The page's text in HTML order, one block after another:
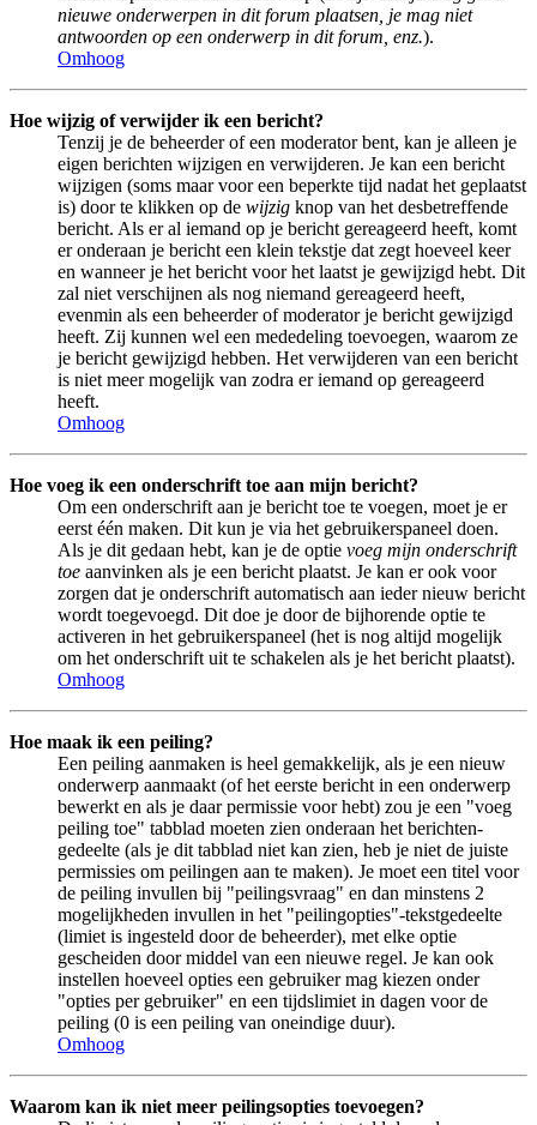
nieuwe onderwerpen in dit forum plaatsen, je mag niet
antwoorden op een onderwerp in dit forum, enz.).
Omhoog
Hoe wijzig of verwijder ik een bericht?
Tenzij je de beheerder of een moderator bent, kan je alleen je
eigen berichten wijzigen en verwijderen. Je kan een bericht
wijzigen (soms maar voor een beperkte tijd nadat het geplaatst
is) door te klikken op de wijzig knop van het desbetreffende
bericht. Als er al iemand op je bericht gereageerd heeft, komt
er onderaan je bericht een klein tekstje dat zegt hoeveel keer
en wanneer je het bericht voor het laatst je gewijzigd hebt. Dit
zal niet verschijnen als nog niemand gereageerd heeft,
evenmin als een beheerder of moderator je bericht gewijzigd
heeft. Zij kunnen wel een mededeling toevoegen, waarom ze
je bericht gewijzigd hebben. Het verwijderen van een bericht
is niet meer mogelijk van zodra er iemand op gereageerd
heeft.
Omhoog
Hoe voeg ik een onderschrift toe aan mijn bericht?
Om een onderschrift aan je bericht toe te voegen, moet je er
eerst één maken. Dit kun je via het gebruikerspaneel doen.
Als je dit gedaan hebt, kan je de optie voeg mijn onderschrift
toe aanvinken als je een bericht plaatst. Je kan er ook voor
zorgen dat je onderschrift automatisch aan ieder nieuw bericht
wordt toegevoegd. Dit doe je door de bijhorende optie te
activeren in het gebruikerspaneel (het is nog altijd mogelijk
om het onderschrift uit te schakelen als je het bericht plaatst).
Omhoog
Hoe maak ik een peiling?
Een peiling aanmaken is heel gemakkelijk, als je een nieuw
onderwerp aanmaakt (of het eerste bericht in een onderwerp
bewerkt en als je daar permissie voor hebt) zou je een "voeg
peiling toe" tabblad moeten zien onderaan het berichten-
gedeelte (als je dit tabblad niet kan zien, heb je niet de juiste
permissies om peilingen aan te maken). Je moet een titel voor
de peiling invullen bij "peilingsvraag" en dan minstens 2
mogelijkheden invullen in het "peilingopties"-tekstgedeelte
(limiet is ingesteld door de beheerder), met elke optie
gescheiden door middel van een nieuwe regel. Je kan ook
instellen hoeveel opties een gebruiker mag kiezen onder
"opties per gebruiker" en een tijdslimiet in dagen voor de
peiling (0 is een peiling van oneindige duur).
Omhoog
Waarom kan ik niet meer peilingsopties toevoegen?